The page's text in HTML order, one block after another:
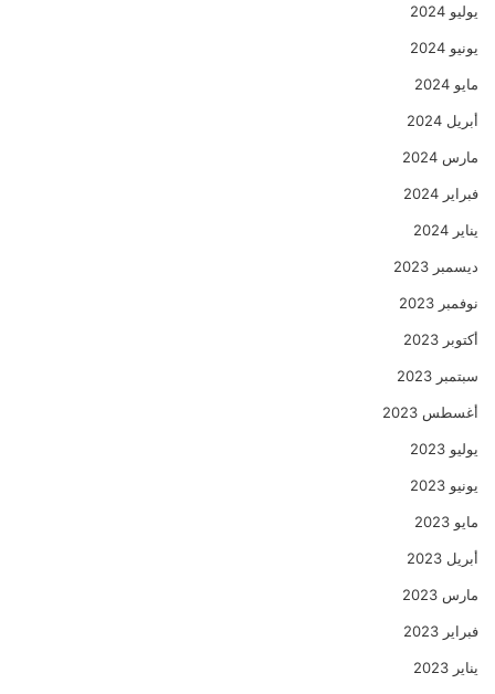
يوليو 2024
يونيو 2024
مايو 2024
أبريل 2024
مارس 2024
فبراير 2024
يناير 2024
ديسمبر 2023
نوفمبر 2023
أكتوبر 2023
سبتمبر 2023
أغسطس 2023
يوليو 2023
يونيو 2023
مايو 2023
أبريل 2023
مارس 2023
فبراير 2023
يناير 2023